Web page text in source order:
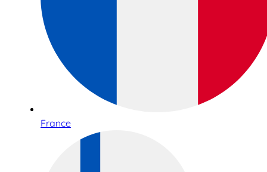
France